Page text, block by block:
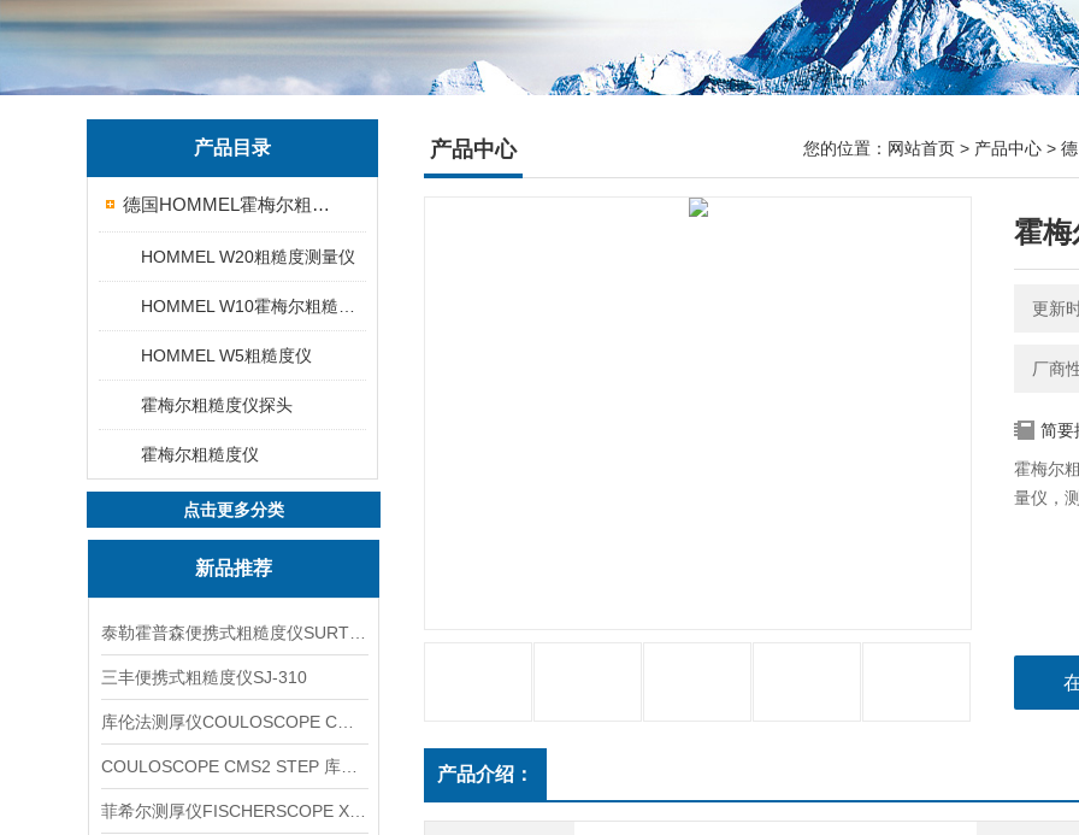
产品目录
德国HOMMEL霍梅尔粗糙度仪
HOMMEL W20粗糙度测量仪
HOMMEL W5粗糙度仪
霍梅尔粗糙度仪探头
霍梅尔粗糙度仪
点击更多分类
新品推荐
三丰便携式粗糙度仪SJ-310
产品中心 您的位置： 网站首页 > 产品中心 >
霍梅
更新
厂商
简要
霍梅尔
量仪，
产品介绍：